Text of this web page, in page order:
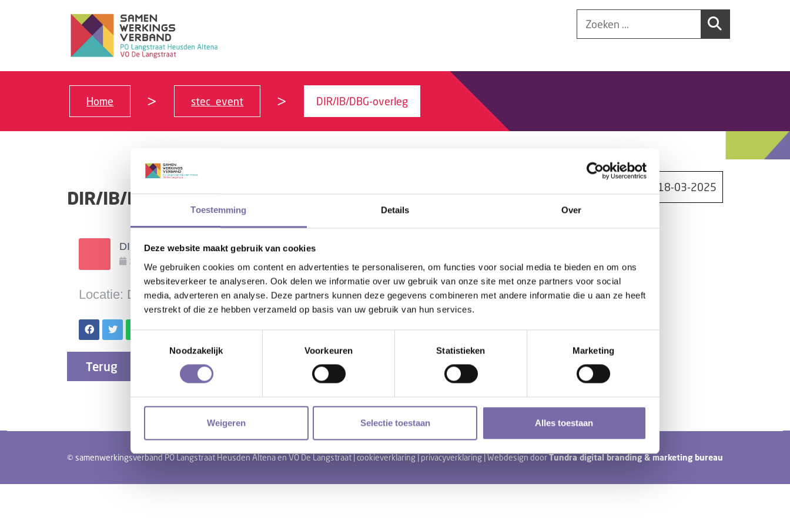
Toestemming Details Over
Deze website maakt gebruik van cookies
We gebruiken cookies om content en advertenties te personaliseren, om functies voor social media te bieden en om ons
websiteverkeer te analyseren. Ook delen we informatie over uw gebruik van onze site met onze partners voor social
media, adverteren en analyse. Deze partners kunnen deze gegevens combineren met andere informatie die u aan ze heeft
verstrekt of die ze hebben verzameld op basis van uw gebruik van hun services.
Noodzakelijk
Voorkeuren Statistieken Marketing
Weigeren Selectie toestaan Alles toestaan
Home stec_event DIR/IB/DBG-overleg
DIR/IB/DBG-OVERLEG 18-03-2025
DIR/IB/DBG-overleg
24
Locatie: De Voorste Venne Drunen
Terug
© samenwerkingsverband PO Langstraat Heusden Altena en VO De Langstraat |cookieverklaring|privacyverklaring| Webdesign doorTundra digital branding & marketing bureau